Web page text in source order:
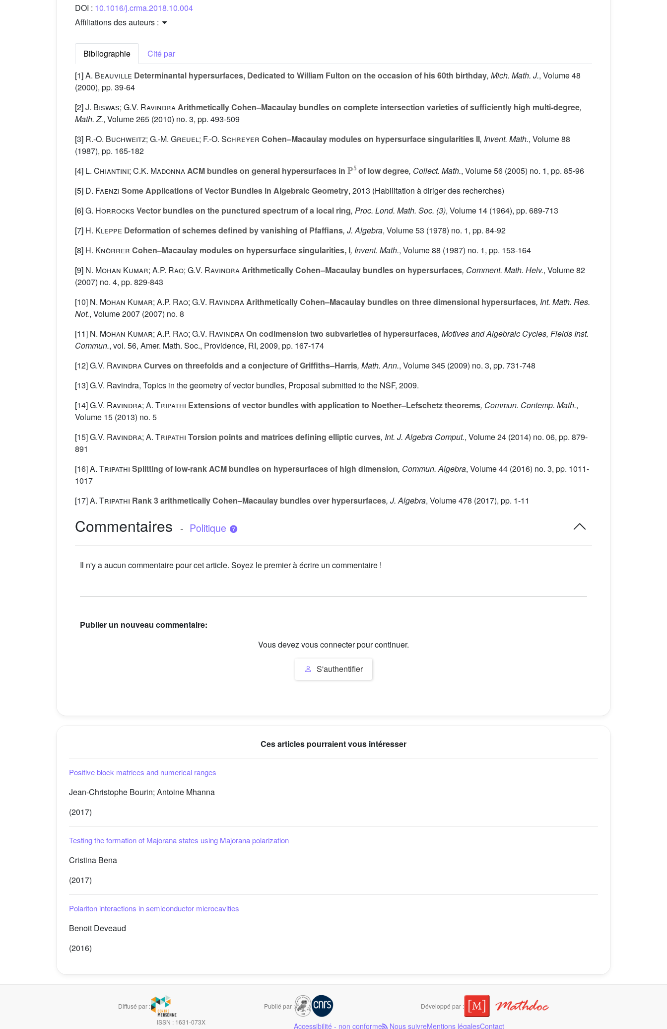
DOI : 10.1016/j.crma.2018.10.004
Affiliations des auteurs :
Bibliographie
Cité par
[1]A. Beauville Determinantal hypersurfaces, Dedicated to William Fulton on the occasion of his 60th birthday, Mich. Math. J., Volume 48
(2000), pp. 39-64
[2]J. Biswas; G.V. RavindraArithmetically Cohen–Macaulay bundles on complete intersection varieties of sufficiently high multi-degree,
Math. Z., Volume 265 (2010) no. 3, pp. 493-509
[3] R.-O. Buchweitz; G.-M. Greuel; F.-O. Schreyer Cohen–Macaulay modules on hypersurface singularities II, Invent. Math., Volume 88
(1987), pp. 165-182
[4] L. Chiantini; C.K. MadonnaACM bundles on general hypersurfaces in
5
of low degree, Collect. Math., Volume 56 (2005) no. 1, pp. 85-96
[5] D. Faenzi Some Applications of Vector Bundles in Algebraic Geometry, 2013 (Habilitation à diriger des recherches)
[6]G. Horrocks Vector bundles on the punctured spectrum of a local ring, Proc. Lond. Math. Soc. (3), Volume 14 (1964), pp. 689-713
[7] H. Kleppe Deformation of schemes defined by vanishing of Pfaffians, J. Algebra, Volume 53 (1978) no. 1, pp. 84-92
[8] H. Knörrer Cohen–Macaulay modules on hypersurface singularities, I, Invent. Math., Volume 88 (1987) no. 1, pp. 153-164
[9] N. Mohan Kumar; A.P. Rao; G.V. RavindraArithmetically Cohen–Macaulay bundles on hypersurfaces, Comment. Math. Helv., Volume 82
(2007) no. 4, pp. 829-843
[10] N. Mohan Kumar; A.P. Rao; G.V. RavindraArithmetically Cohen–Macaulay bundles on three dimensional hypersurfaces, Int. Math. Res.
Not., Volume 2007 (2007) no. 8
[11] N. Mohan Kumar; A.P. Rao; G.V. RavindraOn codimension two subvarieties of hypersurfaces, Motives and Algebraic Cycles, Fields Inst.
Commun., vol. 56, Amer. Math. Soc., Providence, RI, 2009, pp. 167-174
[12]G.V. RavindraCurves on threefolds and a conjecture of Griffiths–Harris, Math. Ann., Volume 345 (2009) no. 3, pp. 731-748
[13] G.V. Ravindra, Topics in the geometry of vector bundles, Proposal submitted to the NSF, 2009.
[14]G.V. Ravindra; A. Tripathi Extensions of vector bundles with application to Noether–Lefschetz theorems, Commun. Contemp. Math.,
Volume 15 (2013) no. 5
[15]G.V. Ravindra; A. Tripathi Torsion points and matrices defining elliptic curves, Int. J. Algebra Comput., Volume 24 (2014) no. 06, pp. 879-
891
[16]A. Tripathi Splitting of low-rank ACM bundles on hypersurfaces of high dimension, Commun. Algebra, Volume 44 (2016) no. 3, pp. 1011-
1017
[17]A. Tripathi Rank 3 arithmetically Cohen–Macaulay bundles over hypersurfaces, J. Algebra, Volume 478 (2017), pp. 1-11
Commentaires - Politique
Il n'y a aucun commentaire pour cet article. Soyez le premier à écrire un commentaire !
Publier un nouveau commentaire:
Vous devez vous connecter pour continuer.
S'authentifier
Ces articles pourraient vous intéresser
Positive block matrices and numerical ranges
Jean-Christophe Bourin; Antoine Mhanna
(2017)
Testing the formation of Majorana states using Majorana polarization
Cristina Bena
(2017)
Polariton interactions in semiconductor microcavities
Benoit Deveaud
(2016)
Diffusé par : Publié par :
Développé par :
ISSN : 1631-073X
Accessibilité - non conforme Nous suivreMentions légalesContact